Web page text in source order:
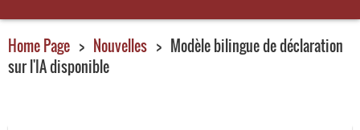
Home Page Nouvelles
Modèle bilingue de déclaration
sur l'IA disponible